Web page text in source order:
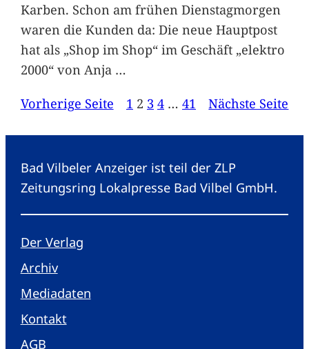
Karben. Schon am frühen Dienstagmorgen
waren die Kunden da: Die neue Hauptpost
hat als „Shop im Shop“ im Geschäft „elektro
2000“ von Anja …
Vorherige Seite
1 2 3 4 … 41 Nächste Seite
Bad Vilbeler Anzeiger ist teil der ZLP
Zeitungsring Lokalpresse Bad Vilbel GmbH.
Der Verlag
Archiv
Mediadaten
Kontakt
AGB